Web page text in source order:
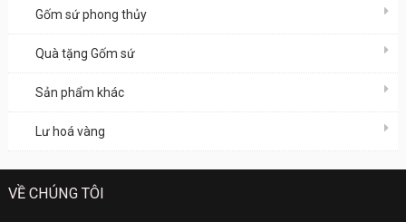
Gốm sứ phong thủy
Quà tặng Gốm sứ
Sản phẩm khác
Lư hoá vàng
VỀ CHÚNG TÔI